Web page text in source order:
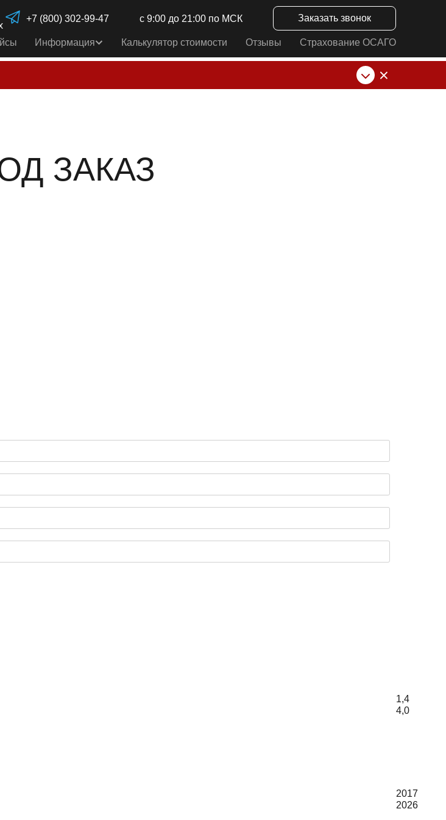
+7 (800) 302-99-47 с 9:00 до 21:00 по МСК Заказать звонок
Информация Калькулятор стоимости Отзывы Страхование ОСАГО
ЗАКАЗ
1,4
4,0
2017
2026